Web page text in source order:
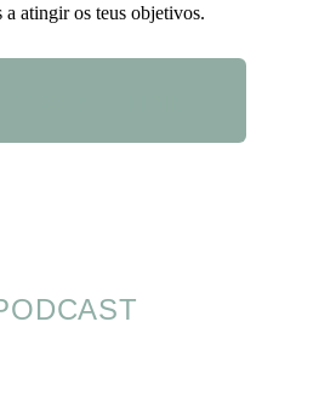
a atingir os teus objetivos.